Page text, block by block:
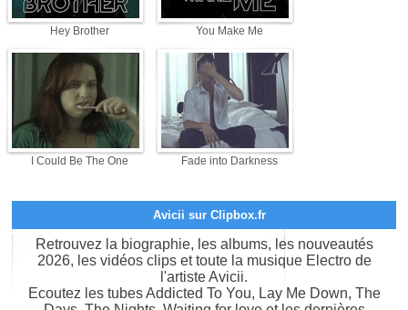
Hey Brother You Make Me
I Could Be The One Fade into Darkness
Avicii sur Clipbox.fr
Retrouvez la biographie, les albums, les nouveautés
2026, les vidéos clips et toute la musique Electro de
l'artiste Avicii.
Ecoutez les tubes Addicted To You, Lay Me Down, The